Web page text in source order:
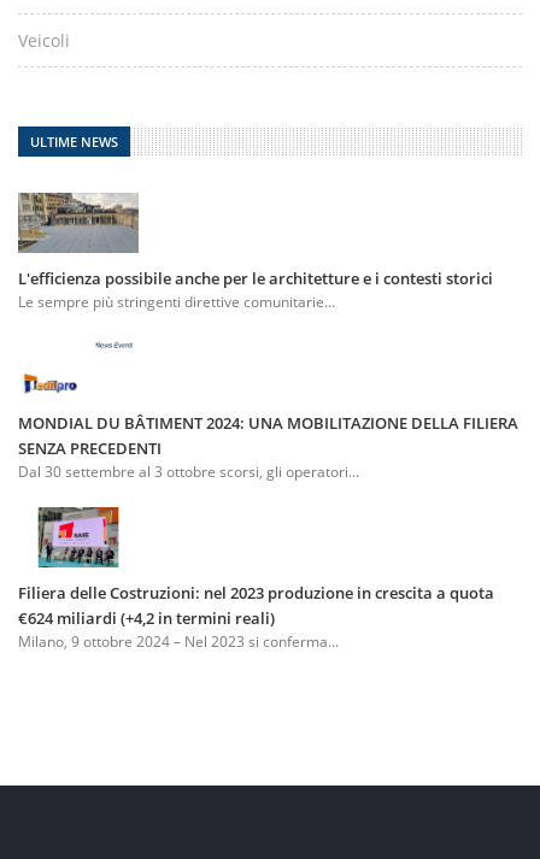
Veicoli
ULTIME NEWS
L'efficienza possibile anche per le architetture e i contesti storici
Le sempre più stringenti direttive comunitarie...
MONDIAL DU BÂTIMENT 2024: UNA MOBILITAZIONE DELLA FILIERA
SENZA PRECEDENTI
Dal 30 settembre al 3 ottobre scorsi, gli operatori...
Filiera delle Costruzioni: nel 2023 produzione in crescita a quota
€624 miliardi (+4,2 in termini reali)
Milano, 9 ottobre 2024 – Nel 2023 si conferma...